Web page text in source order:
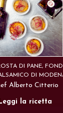
DI PANE,
DI
Alberto Citterio
la ricetta